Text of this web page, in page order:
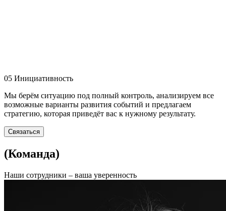
05 Инициативность
Мы берём ситуацию под полный контроль, анализируем все
возможные варианты развития событий и предлагаем
стратегию, которая приведёт вас к нужному результату.
Связаться
(Команда)
Наши сотрудники – ваша уверенность